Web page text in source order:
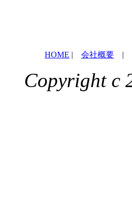
HOME | 会社概要 |
Copyright c